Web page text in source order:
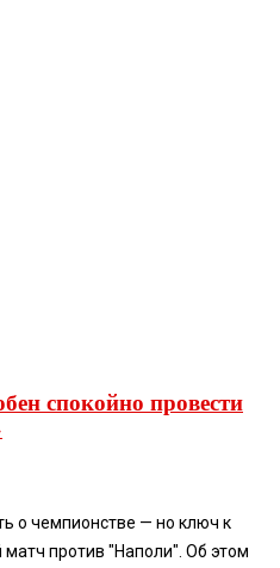
спокойно провести
о чемпионстве — но ключ к
против "Наполи". Об этом